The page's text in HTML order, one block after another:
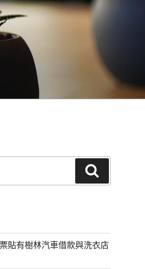
尋
貼有樹林汽車借款與洗衣店